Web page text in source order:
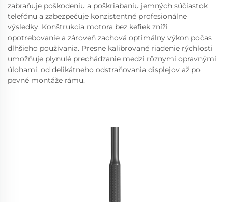
zabraňuje poškodeniu a poškriabaniu jemných súčiastok
telefónu a zabezpečuje konzistentné profesionálne
výsledky. Konštrukcia motora bez kefiek zníži
opotrebovanie a zároveň zachová optimálny výkon počas
dlhšieho používania. Presne kalibrované riadenie rýchlosti
umožňuje plynulé prechádzanie medzi rôznymi opravnými
úlohami, od delikátneho odstraňovania displejov až po
pevné montáže rámu.